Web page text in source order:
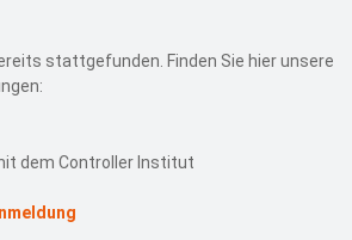
stattgefunden. Finden Sie hier unsere
dem Controller Institut